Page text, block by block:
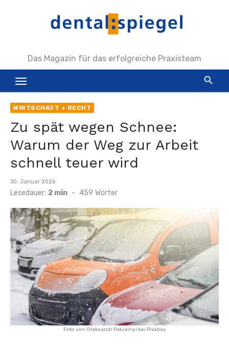
Das Magazin für das erfolgreiche Praxisteam
WIRTSCHAFT + RECHT
Zu spät wegen Schnee:
Warum der Weg zur Arbeit
schnell teuer wird
Veröffentlicht
am
30. Januar 2026
Lesedauer: 2 min - 459 Wörter
Foto von Oleksandr Pidvalnyi bei Pixabay